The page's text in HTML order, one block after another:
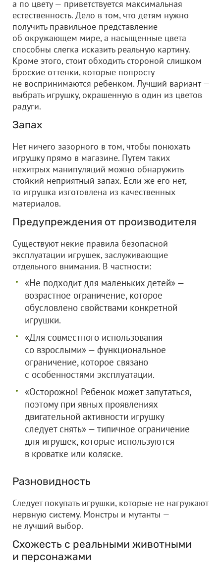
а по цвету — приветствуется максимальная
естественность. Дело в том, что детям нужно
получить правильное представление
об окружающем мире, а насыщенные цвета
способны слегка исказить реальную картину.
Кроме этого, стоит обходить стороной слишком
броские оттенки, которые попросту
не воспринимаются ребенком. Лучший вариант —
выбрать игрушку, окрашенную в один из цветов
радуги.
Запах
Нет ничего зазорного в том, чтобы понюхать
игрушку прямо в магазине. Путем таких
нехитрых манипуляций можно обнаружить
стойкий неприятный запах. Если же его нет,
то игрушка изготовлена из качественных
материалов.
Предупреждения от производителя
Существуют некие правила безопасной
эксплуатации игрушек, заслуживающие
отдельного внимания. В частности:
«Не подходит для маленьких детей» —
возрастное ограничение, которое
обусловлено свойствами конкретной
игрушки.
«Для совместного использования
со взрослыми» — функциональное
ограничение, которое связано
с особенностями эксплуатации.
«Осторожно! Ребенок может запутаться,
поэтому при явных проявлениях
двигательной активности игрушку
следует снять» — типичное ограничение
для игрушек, которые используются
в кроватке или коляске.
Разновидность
Следует покупать игрушки, которые не нагружают
нервную систему. Монстры и мутанты —
не лучший выбор.
Схожесть с реальными животными
и персонажами